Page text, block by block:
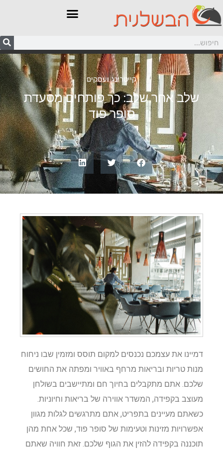
קייטרינג ועסקים
שלב אחר שלב: כך פותחים מסעדת
סופר פוד
דמיינו את עצמכם נכנסים למקום תוסס ומזמין שבו ניחוח
מנות טריות ובריאות מרחף באוויר ומפתה את החושים
שלכם. אתם מתקבלים בחיוך חם ומתיישבים בשולחן
מעוצב בקפידה, המשדר אווירה של בריאות וחיוניות.
כשאתם מעיינים בתפריט, אתם מתרגשים לגלות מגוון
אפשרויות מזינות וטעימות של סופר פוד, שכל אחת מהן
תוכננה בקפידה להזין את הגוף שלכם. זאת חוויה שאתם